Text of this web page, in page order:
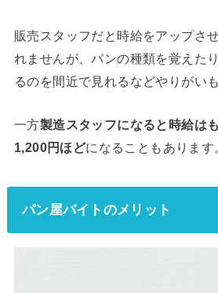
販売スタッフだと時給をアップさ
れませんが、パンの種類を覚えた
るのを間近で見れるなどやりがい
一方製造スタッフになると時給は
1,200円ほどになることもあります
パン屋バイトのメリット